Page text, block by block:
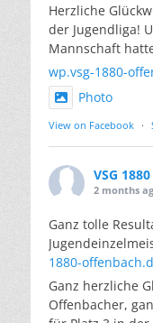
Herzliche
der Jugendliga!
Mannschaft
wp.vsg-1880-
Photo
View on Facebook ·
VSG
2 months
Ganz tolle
1880-
Ganz herzliche
Offenbacher,